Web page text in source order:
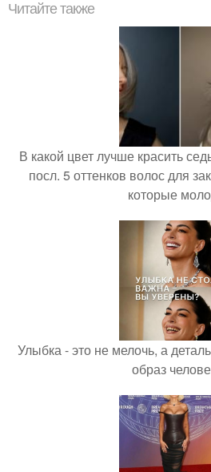
Читайте также
В какой цвет лучше красить
посл. 5 оттенков волос для
которые
Улыбка - это не мелочь, а
образ